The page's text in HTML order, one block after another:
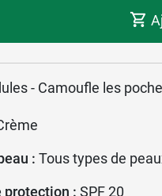
- Camoufle les
: Tous types de
protection : SPF 20